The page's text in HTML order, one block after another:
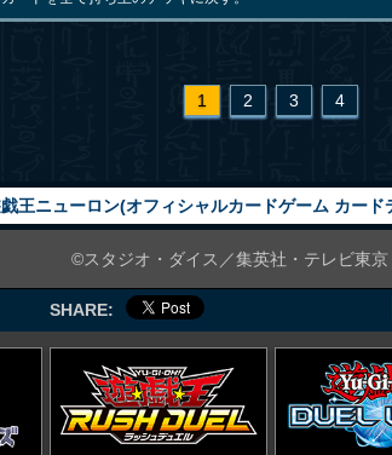
1 2 3 4
王ニューロン(オフィシャルカードゲーム カード
©スタジオ・ダイス／集英社・テレビ東京
SHARE: